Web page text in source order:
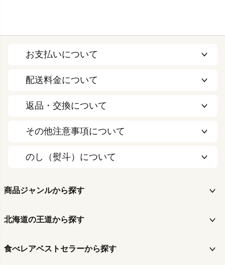
お支払いについて
配送料金について
返品・交換について
その他注意事項について
のし（熨斗）について
商品ジャンルから探す
北海道の王道から探す
食べレアベストセラーから探す